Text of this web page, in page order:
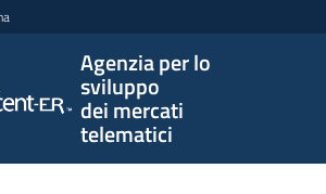
Agenzia per lo
sviluppo
dei mercati
telematici
lo
sviluppo